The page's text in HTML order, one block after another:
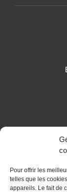
Pour offrir les
telles que les
appareils. Le fait de
Cartes